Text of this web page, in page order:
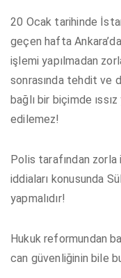
20 Ocak tarihinde
geçen hafta
işlemi yapılmadan
sonrasında tehdit ve
bağlı bir biçimde
edilemez!
Polis tarafından zorla
iddiaları konusunda
yapmalıdır!
Hukuk reformundan
can güvenliğinin bile